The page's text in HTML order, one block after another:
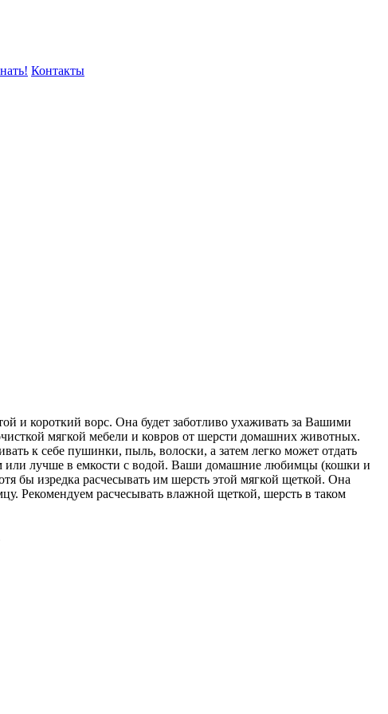
Контакты
и короткий ворс. Она будет заботливо ухаживать за Вашими
мягкой мебели и ковров от шерсти домашних животных.
к себе пушинки, пыль, волоски, а затем легко может отдать
или лучше в емкости с водой. Ваши домашние любимцы (кошки и
бы изредка расчесывать им шерсть этой мягкой щеткой. Она
Рекомендуем расчесывать влажной щеткой, шерсть в таком